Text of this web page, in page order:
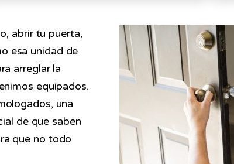
abrir tu puerta,
esa unidad de
arreglar la
equipados.
una
de que saben
que no todo